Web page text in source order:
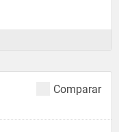
Comparar